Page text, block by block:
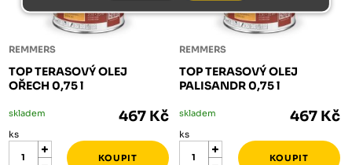
REMMERS
TOP TERASOVÝ OLEJ
OŘECH 0,75 l
skladem 467 Kč
ks
REMMERS
TOP TERASOVÝ OLEJ
PALISANDR 0,75 l
skladem 467 Kč
ks